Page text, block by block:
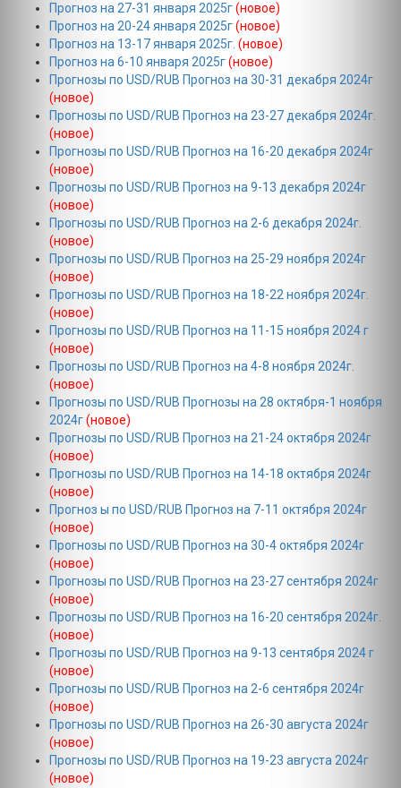
Прогноз на 27-31 января 2025г(новое)
Прогноз на 20-24 января 2025г(новое)
Прогноз на 13-17 января 2025г. (новое)
Прогноз на 6-10 января 2025г(новое)
Прогнозы по USD/RUB Прогноз на 30-31 декабря 2024г
(новое)
Прогнозы по USD/RUB Прогноз на 23-27 декабря 2024г.
(новое)
Прогнозы по USD/RUB Прогноз на 16-20 декабря 2024г
(новое)
Прогнозы по USD/RUB Прогноз на 9-13 декабря 2024г
(новое)
Прогнозы по USD/RUB Прогноз на 2-6 декабря 2024г.
(новое)
Прогнозы по USD/RUB Прогноз на 25-29 ноября 2024г
(новое)
Прогнозы по USD/RUB Прогноз на 18-22 ноября 2024г.
(новое)
Прогнозы по USD/RUB Прогноз на 11-15 ноября 2024 г
(новое)
Прогнозы по USD/RUB Прогноз на 4-8 ноября 2024г.
(новое)
Прогнозы по USD/RUB Прогнозы на 28 октября-1 ноября
2024г(новое)
Прогнозы по USD/RUB Прогноз на 21-24 октября 2024г
(новое)
Прогнозы по USD/RUB Прогноз на 14-18 октября 2024г
(новое)
Прогноз ы по USD/RUB Прогноз на 7-11 октября 2024г
(новое)
Прогнозы по USD/RUB Прогноз на 30-4 октября 2024г
(новое)
Прогнозы по USD/RUB Прогноз на 23-27 сентября 2024г
(новое)
Прогнозы по USD/RUB Прогноз на 16-20 сентября 2024г.
(новое)
Прогнозы по USD/RUB Прогноз на 9-13 сентября 2024 г
(новое)
Прогнозы по USD/RUB Прогноз на 2-6 сентября 2024г
(новое)
Прогнозы по USD/RUB Прогноз на 26-30 августа 2024г
(новое)
Прогнозы по USD/RUB Прогноз на 19-23 августа 2024г
(новое)